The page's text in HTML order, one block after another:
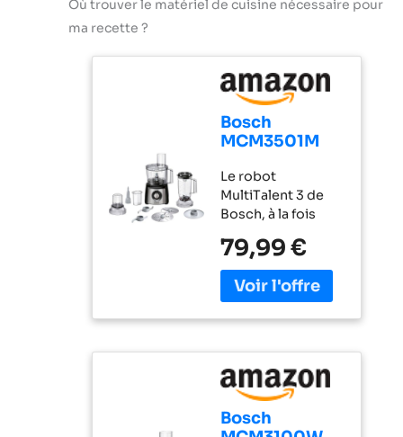
Où trouver le matériel de cuisine nécessaire pour
ma recette ?
Bosch
MCM3501M
Robot de
cuisine,
Puissant
moteur,
Blender
Le robot
MultiTalent 3 de
Bosch, à la fois
performant, est
l'appareil
électroménager
permettra de
préparations et
recettes, même
les plus
exigeantes
79,99 €
Bosch